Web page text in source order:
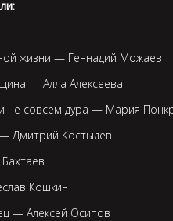
жизни — Геннадий Можаев
— Алла Алексеева
не совсем дура — Мария
Дмитрий Костылев
Кошкин
— Алексей Осипов